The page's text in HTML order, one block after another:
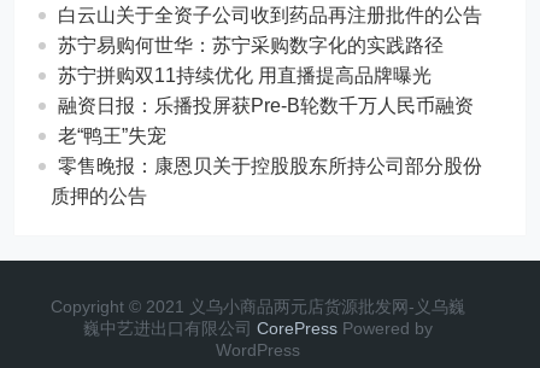
白云山关于全资子公司收到药品再注册批件的公告
苏宁易购何世华：苏宁采购数字化的实践路径
苏宁拼购双11持续优化 用直播提高品牌曝光
融资日报：乐播投屏获Pre-B轮数千万人民币融资
老“鸭王”失宠
零售晚报：康恩贝关于控股股东所持公司部分股份
质押的公告
Copyright © 2021 义乌小商品两元店货源批发网-义乌巍
巍中艺进出口有限公司 CorePress Powered by
WordPress